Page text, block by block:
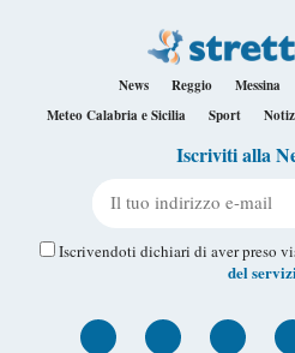
News Reggio Messina
Meteo Calabria e Sicilia
Sport
Iscriviti alla
Iscrivendoti dichiari di aver preso
del